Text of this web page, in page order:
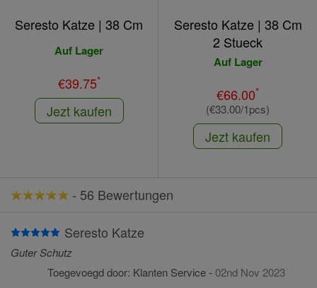
Seresto Katze | 38 Cm
Auf Lager
€39.75*
Jezt kaufen
Seresto Katze | 38 Cm
2 Stueck
Auf Lager
€66.00*
(€33.00/1pcs)
Jezt kaufen
- 56 Bewertungen
Seresto Katze
Guter Schutz
Toegevoegd door: Klanten Service- 02nd Nov 2023